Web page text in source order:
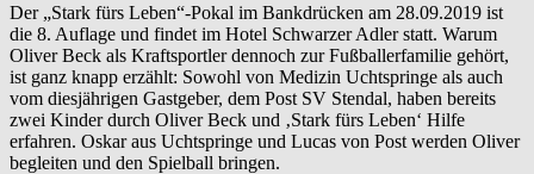
Der „Stark fürs Leben“-Pokal im Bankdrücken am 28.09.2019 ist
die 8. Auflage und findet im Hotel Schwarzer Adler statt. Warum
Oliver Beck als Kraftsportler dennoch zur Fußballerfamilie gehört,
ist ganz knapp erzählt: Sowohl von Medizin Uchtspringe als auch
vom diesjährigen Gastgeber, dem Post SV Stendal, haben bereits
zwei Kinder durch Oliver Beck und ‚Stark fürs Leben‘ Hilfe
erfahren. Oskar aus Uchtspringe und Lucas von Post werden Oliver
begleiten und den Spielball bringen.